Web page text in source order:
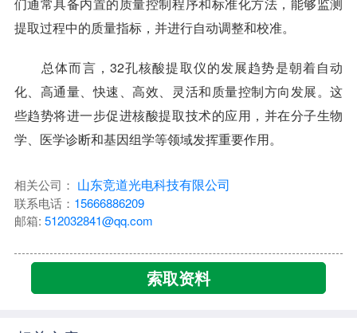
提取过程中的质量指标，并进行自动调整和校准。
总体而言，32孔核酸提取仪的发展趋势是朝着自动
化、高通量、快速、高效、灵活和质量控制方向发展。这
些趋势将进一步促进核酸提取技术的应用，并在分子生物
学、医学诊断和基因组学等领域发挥重要作用。
相关公司： 山东竞道光电科技有限公司
联系电话： 15666886209
邮箱: 512032841@qq.com
索取资料